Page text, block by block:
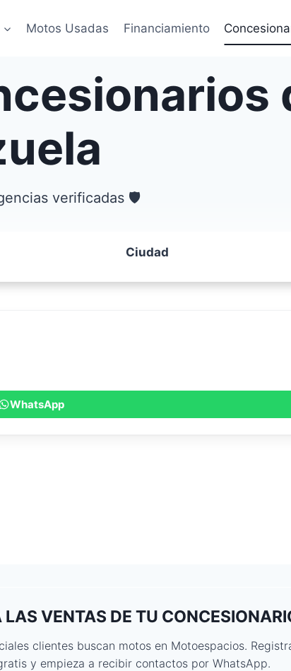
Motos Usadas Financiamiento
verificadas 🛡️
Ciudad
WhatsApp
VENTAS DE TU
clientes buscan motos en Motoespacios.
y empieza a recibir contactos por WhatsApp.